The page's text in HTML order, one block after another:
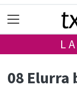
08 Elurra